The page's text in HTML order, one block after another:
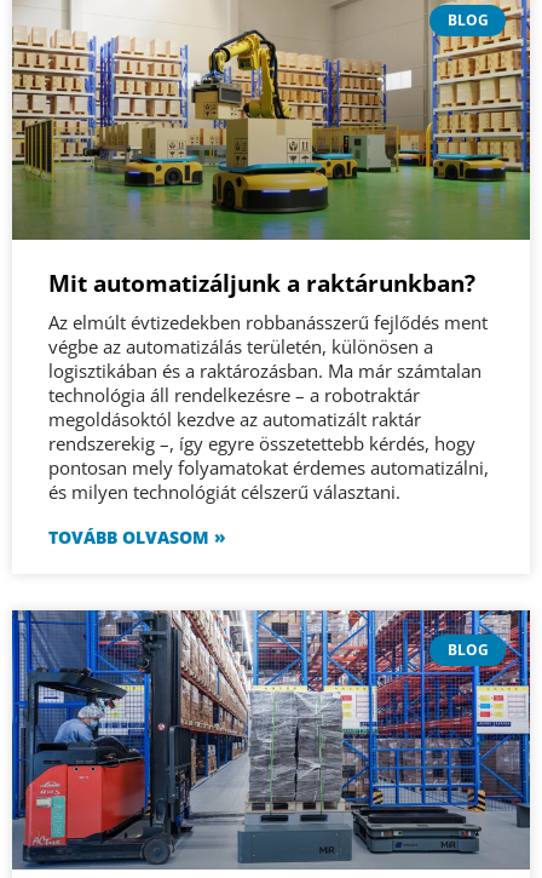
BLOG
Mit automatizáljunk a raktárunkban?
Az elmúlt évtizedekben robbanásszerű fejlődés ment
végbe az automatizálás területén, különösen a
logisztikában és a raktározásban. Ma már számtalan
technológia áll rendelkezésre – a robotraktár
megoldásoktól kezdve az automatizált raktár
rendszerekig –, így egyre összetettebb kérdés, hogy
pontosan mely folyamatokat érdemes automatizálni,
és milyen technológiát célszerű választani.
TOVÁBB OLVASOM »
BLOG